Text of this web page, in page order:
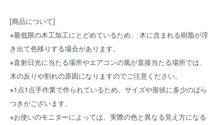
[商品について]
※最低限の木工加工にとどめているため、 木に含まれる樹脂が浮
き出て色移りする場合があります。
※直射日光に当たる場所やエアコンの風が直接当たる場所では、
木の反りや割れの原因になりますのでご注意ください。
※1点1点手作業で作られているため、サイズや形状に多少のばら
つきがございます。
※お使いのモニターによっては、実際の色と異なる見え方になる